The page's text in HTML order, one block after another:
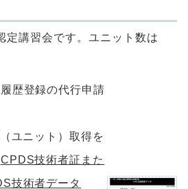
定講習会です。ユニット数は
歴登録の代行申請
ユニット）取得を
CPDS技術者証また
技術者データ